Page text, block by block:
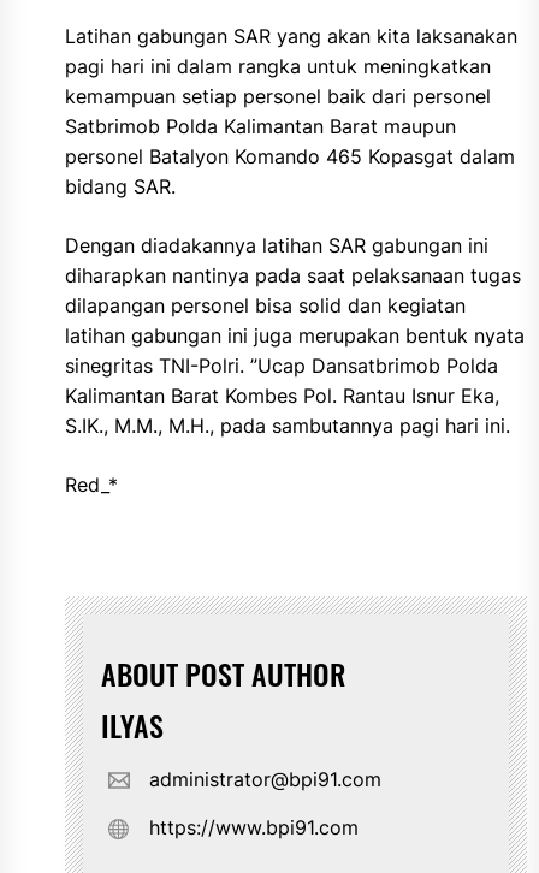
Latihan gabungan SAR yang akan kita laksanakan
pagi hari ini dalam rangka untuk meningkatkan
kemampuan setiap personel baik dari personel
Satbrimob Polda Kalimantan Barat maupun
personel Batalyon Komando 465 Kopasgat dalam
bidang SAR.
Dengan diadakannya latihan SAR gabungan ini
diharapkan nantinya pada saat pelaksanaan tugas
dilapangan personel bisa solid dan kegiatan
latihan gabungan ini juga merupakan bentuk nyata
sinegritas TNI-Polri. ”Ucap Dansatbrimob Polda
Kalimantan Barat Kombes Pol. Rantau Isnur Eka,
S.IK., M.M., M.H., pada sambutannya pagi hari ini.
Red_*
ABOUT POST AUTHOR
ILYAS
administrator@bpi91.com
https://www.bpi91.com